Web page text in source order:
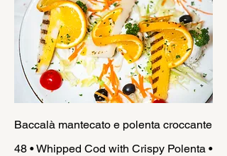
Baccalà mantecato e polenta croccante
48 • Whipped Cod with Crispy Polenta •